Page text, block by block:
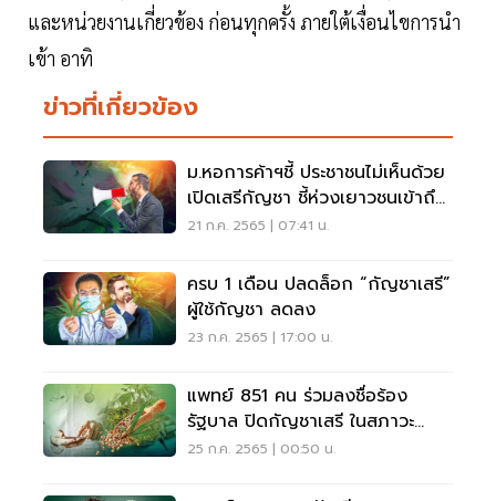
และหน่วยงานเกี่ยวข้อง ก่อนทุกครั้ง ภายใต้เงื่อนไขการนำ
เข้า อาทิ
ข่าวที่เกี่ยวข้อง
ม.หอการค้าฯชี้ ประชาชนไม่เห็นด้วย
เปิดเสรีกัญชา ชี้ห่วงเยาวชนเข้าถึง
ง่าย
21 ก.ค. 2565 | 07:41 น.
ครบ 1 เดือน ปลดล็อก “กัญชาเสรี”
ผู้ใช้กัญชา ลดลง
23 ก.ค. 2565 | 17:00 น.
แพทย์ 851 คน ร่วมลงชื่อร้อง
รัฐบาล ปิดกัญชาเสรี ในสภาวะ
สุญญากาศ
25 ก.ค. 2565 | 00:50 น.